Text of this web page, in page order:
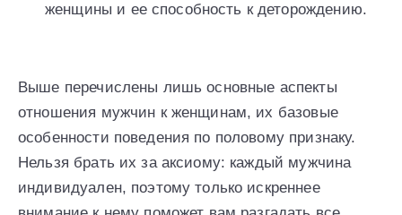
женщины и ее способность к деторождению.
Выше перечислены лишь основные аспекты
отношения мужчин к женщинам, их базовые
особенности поведения по половому признаку.
Нельзя брать их за аксиому: каждый мужчина
индивидуален, поэтому только искреннее